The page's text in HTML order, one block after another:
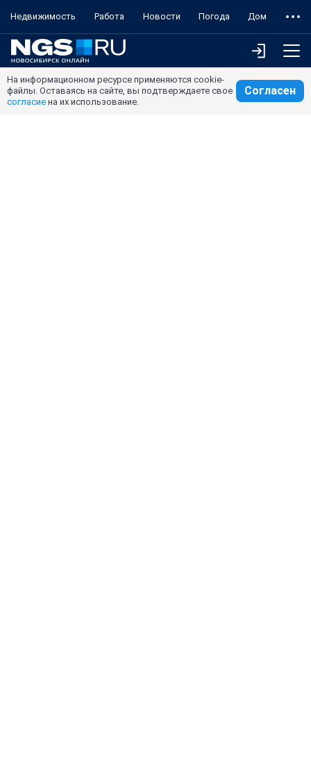
Недвижимость Работа Новости Погода Дом
На информационном ресурсе применяются cookie-
файлы. Оставаясь на сайте, вы подтверждаете свое
согласие на их использование.
Согласен